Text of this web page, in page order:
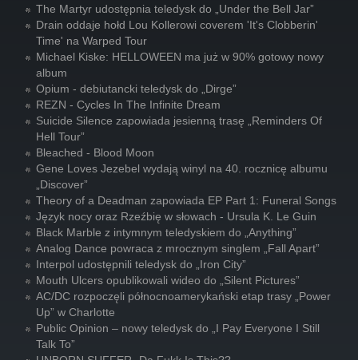
The Martyr udostępnia teledysk do „Under the Bell Jar”
Drain oddaje hołd Lou Kollerowi coverem 'It's Clobberin'
Time' na Warped Tour
Michael Kiske: HELLOWEEN ma już w 90% gotowy nowy
album
Opium - debiutancki teledysk do „Dirge”
REZN - Cycles In The Infinite Dream
Suicide Silence zapowiada jesienną trasę „Reminders Of
Hell Tour”
Bleached - Blood Moon
Gene Loves Jezebel wydają winyl na 40. rocznicę albumu
„Discover”
Theory of a Deadman zapowiada EP Part 1: Funeral Songs
Język nocy oraz Rzeźbię w słowach - Ursula K. Le Guin
Black Marble z intymnym teledyskiem do „Anything”
Analog Dance powraca z mrocznym singlem „Fall Apart”
Interpol udostępnili teledysk do „Iron City”
Mouth Ulcers opublikowali wideo do „Silent Pictures”
AC/DC rozpoczęli północnoamerykański etap trasy „Power
Up” w Charlotte
Public Opinion – nowy teledysk do „I Pay Everyone I Still
Talk To”